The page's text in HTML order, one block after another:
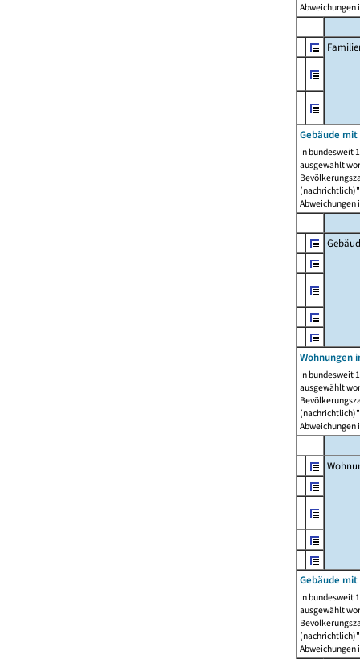
Abweichungen
Gebäude
In bundesweit
ausgewählt
Abweichungen
Wohnungen
In bundesweit
ausgewählt
Abweichungen
Gebäude
In bundesweit
ausgewählt
Abweichungen